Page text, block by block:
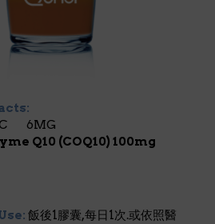
C 6MG
Q10 (COQ10) 100mg
飯後1膠囊,每日1次.或依照醫